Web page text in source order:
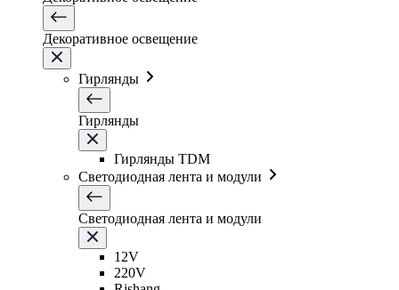
Декоративное освещение
Гирлянды
Гирлянды
Гирлянды TDM
Светодиодная лента и модули
Светодиодная лента и модули
12V
220V